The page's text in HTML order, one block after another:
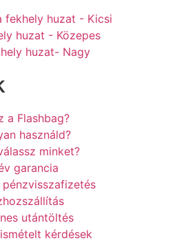
fekhely huzat - Kicsi
huzat - Közepes
huzat- Nagy
a Flashbag?
használd?
minket?
garancia
utántöltés
kérdések